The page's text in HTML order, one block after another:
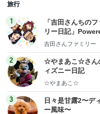
旅行
1
「吉田さんちの
リー日記」
y Ameba 吉田さ
ログ
吉田さんファミリー
2
☆やまあこ☆さん
ィズニー日記
☆やまあこ☆
3
日々是甘露2〜デ
ー風味〜